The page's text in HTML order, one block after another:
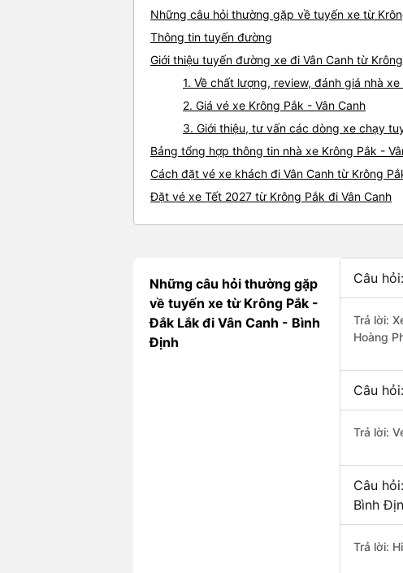
Những câu hỏi thường gặp về tuyến xe từ
Thông tin tuyến đường
Giới thiệu tuyến đường xe đi Vân Canh từ
1. Về chất lượng, review, đánh giá nhà
2. Giá vé xe Krông Pắk - Vân Canh
3. Giới thiệu, tư vấn các dòng xe chạy
Bảng tổng hợp thông tin nhà xe Krông Pắk -
Cách đặt vé xe khách đi Vân Canh từ Krông
Đặt vé xe Tết 2027 từ Krông Pắk đi Vân Canh
Những câu hỏi thường gặp
về tuyến xe từ Krông Pắk -
Đắk Lắk đi Vân Canh - Bình
Định
Câu
Trả lời:
Hoàng
Câu
Trả lời:
Câu
Bình
Trả lời: